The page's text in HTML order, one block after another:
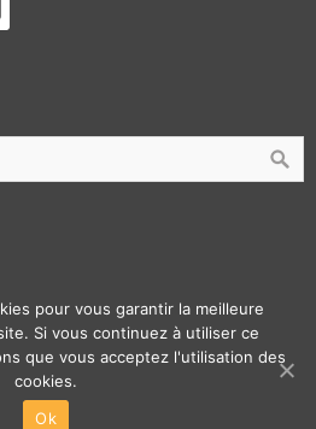
theme by CPOThemes.
de la licence pro ATC de
Lainé, Guillaume Barreau,
pour vous garantir la meilleure
Si vous continuez à utiliser ce
que vous acceptez l'utilisation des
cookies.
Ok